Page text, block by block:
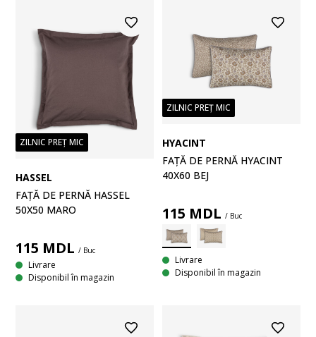
ZILNIC PREȚ MIC
HASSEL
FAȚĂ DE PERNĂ HASSEL
50X50 MARO
115 MDL / Buc
Livrare
Disponibil în magazin
ZILNIC PREȚ MIC
HYACINT
FAȚĂ DE PERNĂ HYACINT
40X60 BEJ
115 MDL / Buc
Livrare
Disponibil în magazin